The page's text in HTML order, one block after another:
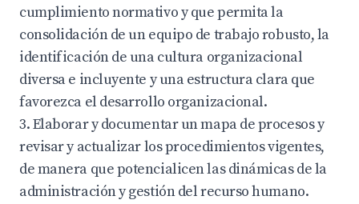
cumplimiento normativo y que permita la
consolidación de un equipo de trabajo robusto, la
identificación de una cultura organizacional
diversa e incluyente y una estructura clara que
favorezca el desarrollo organizacional.
3. Elaborar y documentar un mapa de procesos y
revisar y actualizar los procedimientos vigentes,
de manera que potencialicen las dinámicas de la
administración y gestión del recurso humano.